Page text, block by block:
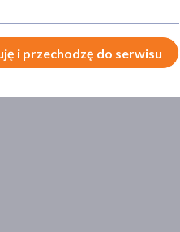
i przechodzę do serwisu